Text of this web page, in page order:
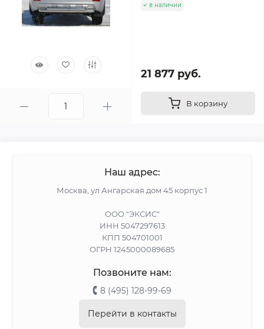
в наличии
21 877 руб.
В корзину
Наш адрес:
Москва, ул Ангарская дом 45 корпус 1
ООО "ЭКСИС"
ИНН 5047297613
КПП 504701001
ОГРН 1245000089685
Позвоните нам:
8 (495) 128-99-69
Перейти в контакты